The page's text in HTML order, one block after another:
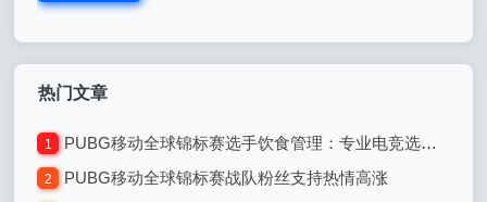
热门文章
1 PUBG移动全球锦标赛选手饮食管理：专业电竞选手的饮食之道
2 PUBG移动全球锦标赛战队粉丝支持热情高涨